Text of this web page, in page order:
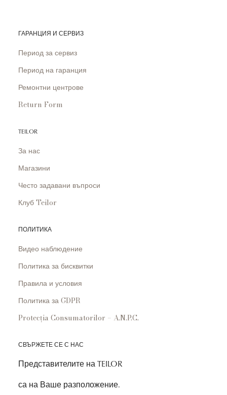
ГАРАНЦИЯ И СЕРВИЗ
Период за сервиз
Период на гаранция
Ремонтни центрове
Return Form
TEILOR
За нас
Магазини
Често задавани въпроси
Клуб Teilor
ПОЛИТИКА
Видео наблюдение
Политика за бисквитки
Правила и условия
Политика за GDPR
Protecția Consumatorilor – A.N.P.C.
СВЪРЖЕТЕ СЕ С НАС
Представителите на TEILOR
са на Ваше разположение.